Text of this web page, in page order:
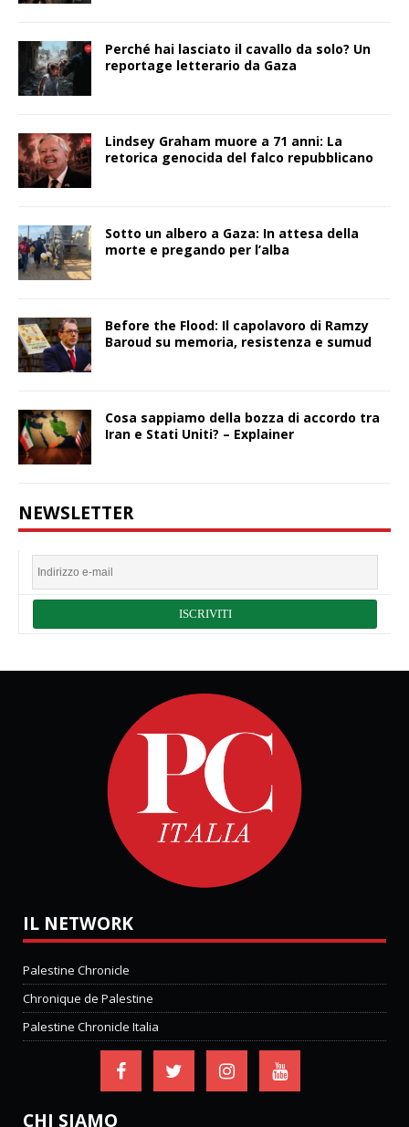
Perché hai lasciato il cavallo da solo? Un
reportage letterario da Gaza
Lindsey Graham muore a 71 anni: La
retorica genocida del falco repubblicano
Sotto un albero a Gaza: In attesa della
morte e pregando per l’alba
Before the Flood: Il capolavoro di Ramzy
Baroud su memoria, resistenza e sumud
Cosa sappiamo della bozza di accordo tra
Iran e Stati Uniti? – Explainer
NEWSLETTER
IL NETWORK
Palestine Chronicle
Chronique de Palestine
Palestine Chronicle Italia
CHI SIAMO